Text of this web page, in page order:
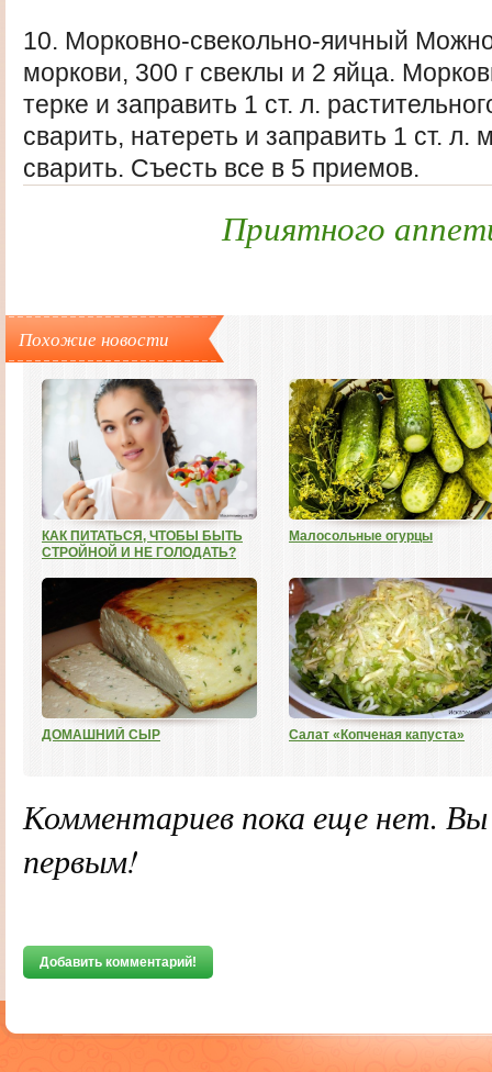
10. Морковно-свекольно-яичный
моркови, 300 г свеклы и 2 яйца.
терке и заправить 1 ст. л.
cварить, натереть и заправить 1 ст. л.
сварить. Съесть все в 5 приемов.
Приятного
Похожие новости
КАК ПИТАТЬСЯ, ЧТОБЫ БЫТЬ
СТРОЙНОЙ И НЕ ГОЛОДАТЬ?
Малосольные огурцы
ДОМАШНИЙ СЫР Салат «Копченая капуста»
Комментариев пока еще нет.
первым!
Добавить комментарий!